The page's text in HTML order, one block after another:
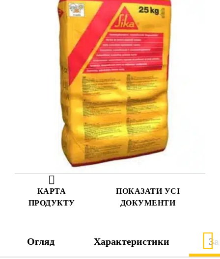
КАРТА
ПРОДУКТУ
ПОКАЗАТИ УСІ
ДОКУМЕНТИ
Огляд Характеристики